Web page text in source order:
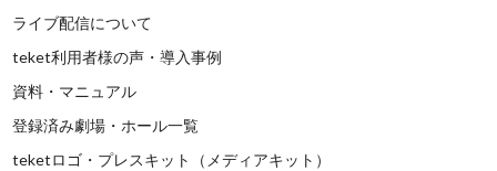
ライブ配信について
teket利用者様の声・導入事例
資料・マニュアル
登録済み劇場・ホール一覧
teketロゴ・プレスキット（メディアキット）